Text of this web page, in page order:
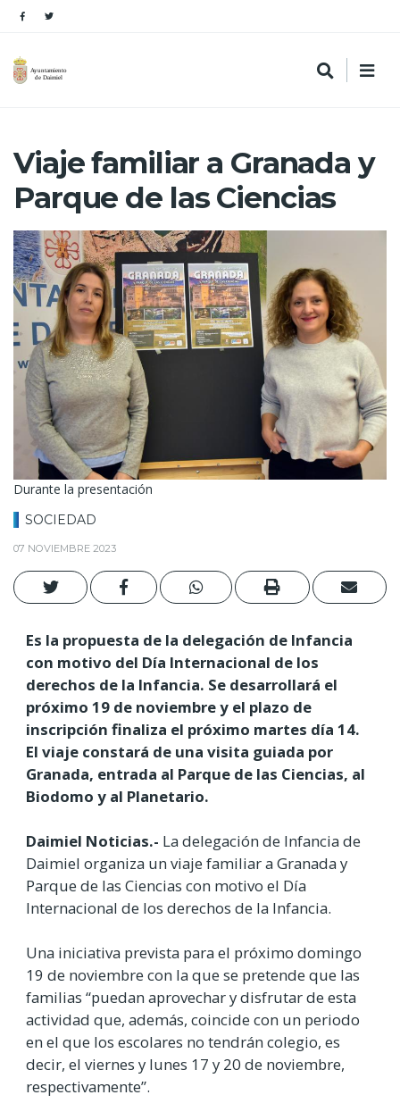
Viaje familiar a Granada y
Parque de las Ciencias
Durante la presentación
SOCIEDAD
07 NOVIEMBRE 2023
Es la propuesta de la delegación de Infancia
con motivo del Día Internacional de los
derechos de la Infancia. Se desarrollará el
próximo 19 de noviembre y el plazo de
inscripción finaliza el próximo martes día 14.
El viaje constará de una visita guiada por
Granada, entrada al Parque de las Ciencias, al
Biodomo y al Planetario.
Daimiel Noticias.- La delegación de Infancia de
Daimiel organiza un viaje familiar a Granada y
Parque de las Ciencias con motivo el Día
Internacional de los derechos de la Infancia.
Una iniciativa prevista para el próximo domingo
19 de noviembre con la que se pretende que las
familias “puedan aprovechar y disfrutar de esta
actividad que, además, coincide con un periodo
en el que los escolares no tendrán colegio, es
decir, el viernes y lunes 17 y 20 de noviembre,
respectivamente”.